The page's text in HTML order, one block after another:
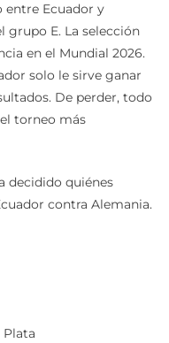
entre Ecuador y
E. La selección
en el Mundial 2026.
solo le sirve ganar
De perder, todo
torneo más
decidido quiénes
contra Alemania.
Plata